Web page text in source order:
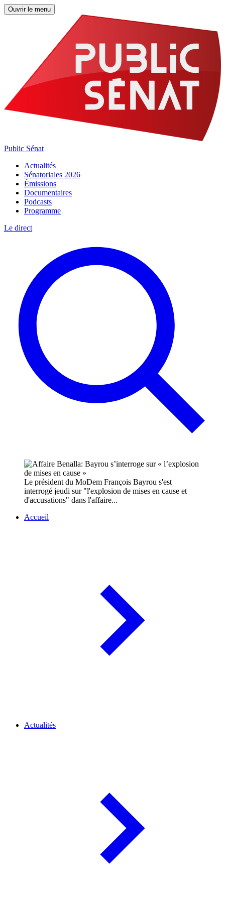
Ouvrir le menu
Public Sénat
Actualités
Sénatoriales 2026
Émissions
Documentaires
Podcasts
Programme
Le direct
Le président du MoDem François Bayrou s'est
interrogé jeudi sur "l'explosion de mises en cause et
d'accusations" dans l'affaire...
Accueil
Actualités